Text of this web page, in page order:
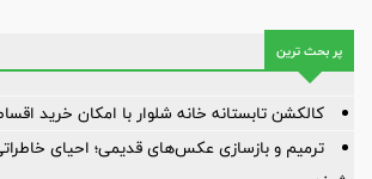
پر بحث ترین
کالکشن تابستانه خانه شلوار با امکان خرید
ترمیم و بازسازی عکس‌های قدیمی؛ احیای